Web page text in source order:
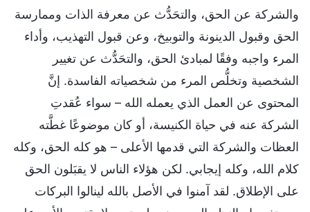
والشركة عن الحق، والتحَدُّث عن معرفة الذات وممارسة
الحق وقبول الدينونة والتوبيخ، وعن قبول التهذيب، وأداء
المرء واجبه وفقًا لمبادئ الحق، والتحَدُّث عن تغيير
الشخصية وتخلُّص المرء من شخصياته الفاسدة. إنَّ
المحتوى عن العمل الذي يعمله الله – سواء عُقدتِ
الشركة عنه في حياة الكنيسة، أو كان موضوعًا غطَّته
العظات والشركة التي قدمها الأعلى – هو كله الحق، وكله
كلام الله، وكله إيجابي. لكن هؤلاء الناس لا يقبَلون الحق
على الإطلاق. لقد آمنوا في الأصل بالله لينالوا البركات